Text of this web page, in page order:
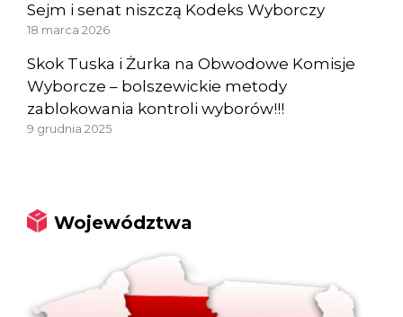
Sejm i senat niszczą Kodeks Wyborczy
18 marca 2026
Skok Tuska i Żurka na Obwodowe Komisje
Wyborcze – bolszewickie metody
zablokowania kontroli wyborów!!!
9 grudnia 2025
Województwa